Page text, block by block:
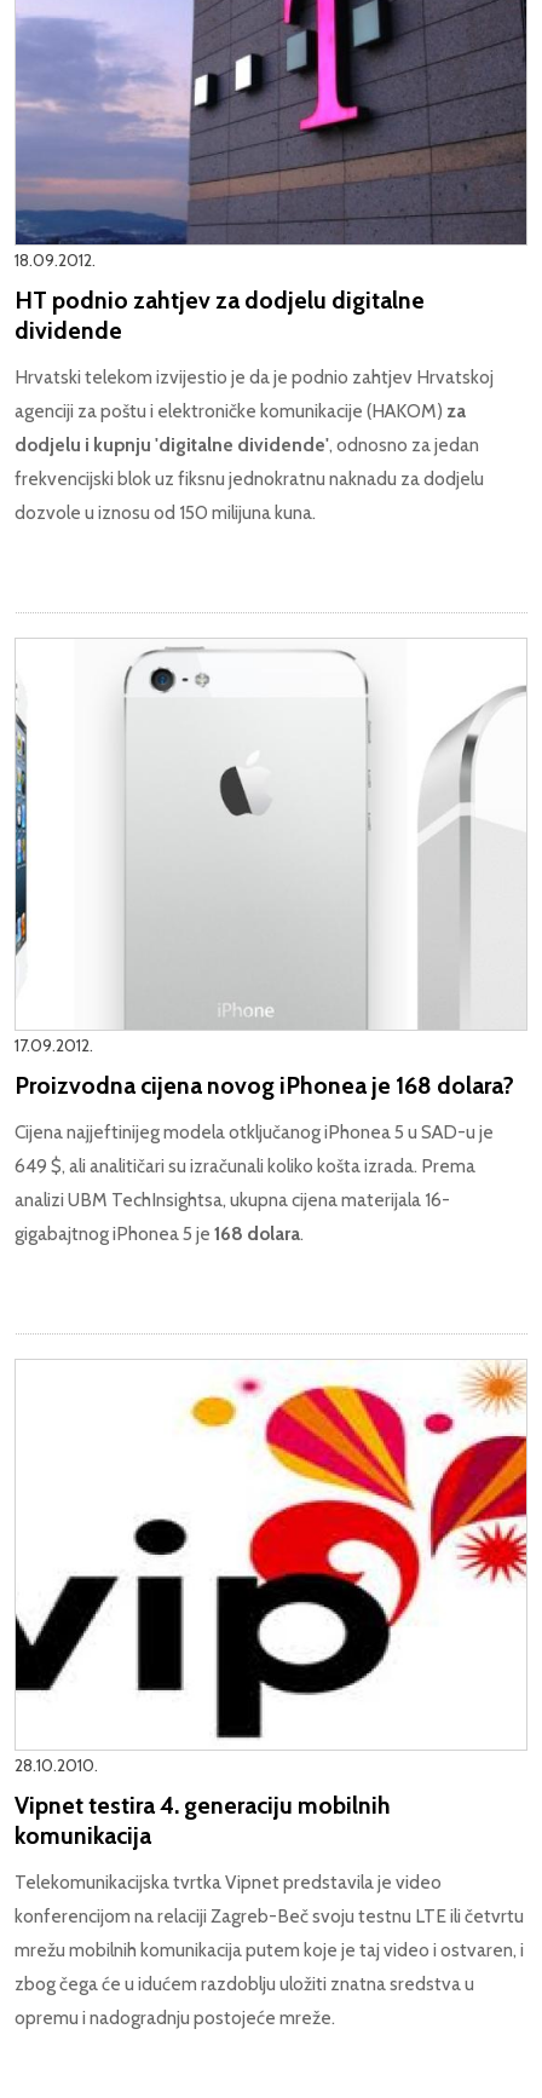
18.09.2012.
HT podnio zahtjev za dodjelu digitalne
dividende
Hrvatski telekom izvijestio je da je podnio zahtjev Hrvatskoj
agenciji za poštu i elektroničke komunikacije (HAKOM) za
dodjelu i kupnju 'digitalne dividende', odnosno za jedan
frekvencijski blok uz fiksnu jednokratnu naknadu za dodjelu
dozvole u iznosu od 150 milijuna kuna.
17.09.2012.
Proizvodna cijena novog iPhonea je 168 dolara?
Cijena najjeftinijeg modela otključanog iPhonea 5 u SAD-u je
649 $, ali analitičari su izračunali koliko košta izrada. Prema
analizi UBM TechInsightsa, ukupna cijena materijala 16-
gigabajtnog iPhonea 5 je 168 dolara.
28.10.2010.
Vipnet testira 4. generaciju mobilnih
komunikacija
Telekomunikacijska tvrtka Vipnet predstavila je video
konferencijom na relaciji Zagreb-Beč svoju testnu LTE ili četvrtu
mrežu mobilnih komunikacija putem koje je taj video i ostvaren, i
zbog čega će u idućem razdoblju uložiti znatna sredstva u
opremu i nadogradnju postojeće mreže.